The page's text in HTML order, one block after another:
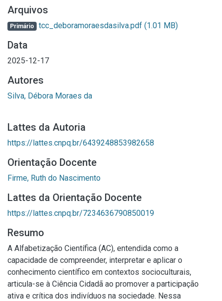
Arquivos
Primário tcc_deboramoraesdasilva.pdf (1.01 MB)
Data
2025-12-17
Autores
Silva, Débora Moraes da
Lattes da Autoria
https://lattes.cnpq.br/6439248853982658
Orientação Docente
Firme, Ruth do Nascimento
Lattes da Orientação Docente
https://lattes.cnpq.br/7234636790850019
Resumo
A Alfabetização Científica (AC), entendida como a
capacidade de compreender, interpretar e aplicar o
conhecimento científico em contextos socioculturais,
articula-se à Ciência Cidadã ao promover a participação
ativa e crítica dos indivíduos na sociedade. Nessa